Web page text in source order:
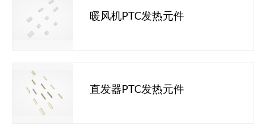
暖风机PTC发热元件
直发器PTC发热元件